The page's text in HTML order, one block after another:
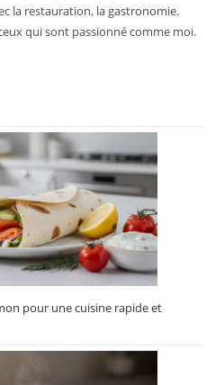
la restauration, la gastronomie.
qui sont passionné comme moi.
pour une cuisine rapide et